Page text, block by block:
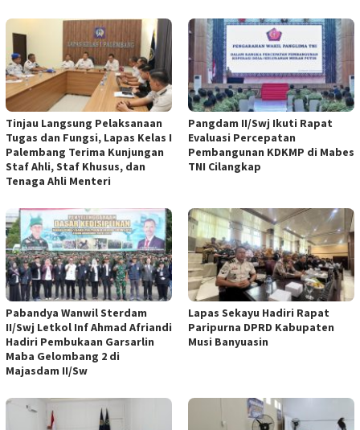
Tinjau Langsung Pelaksanaan
Tugas dan Fungsi, Lapas Kelas I
Palembang Terima Kunjungan
Staf Ahli, Staf Khusus, dan
Tenaga Ahli Menteri
Pangdam II/Swj Ikuti Rapat
Evaluasi Percepatan
Pembangunan KDKMP di Mabes
TNI Cilangkap
Pabandya Wanwil Sterdam
II/Swj Letkol Inf Ahmad Afriandi
Hadiri Pembukaan Garsarlin
Maba Gelombang 2 di
Majasdam II/Sw
Lapas Sekayu Hadiri Rapat
Paripurna DPRD Kabupaten
Musi Banyuasin